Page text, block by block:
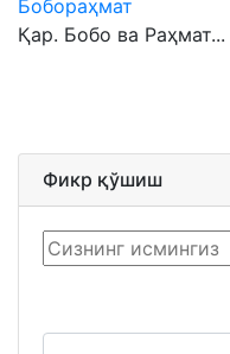
Бобораҳмат
Қар. Бобо ва Раҳмат...
Фикр қўшиш